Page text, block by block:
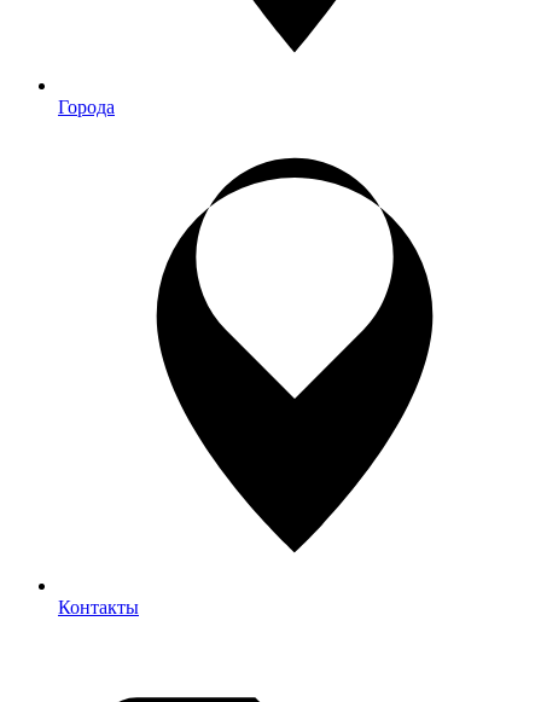
Города
Контакты